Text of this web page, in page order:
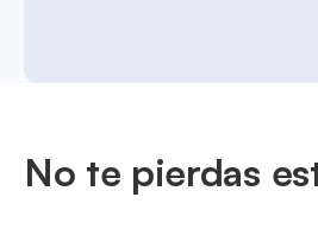
No te pierdas